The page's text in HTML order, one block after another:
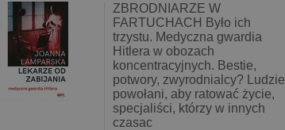
ZBRODNIARZE W
FARTUCHACH Było ich
trzystu. Medyczna gwardia
Hitlera w obozach
koncentracyjnych. Bestie,
potwory, zwyrodnialcy? Ludzie
powołani, aby ratować życie,
specjaliści, którzy w innych
czasac